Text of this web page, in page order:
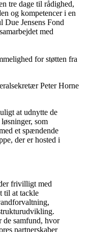
tre dage til rådighed,
og kompetencer i en
Due Jensens Fond
med
for støtten fra
Peter Horne
at udnytte de
som
et spændende
der er hosted i
frivilligt med
til at tackle
de samfund, hvor
partnerskaber